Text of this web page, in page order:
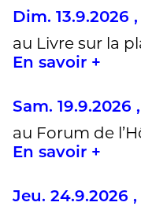
Dim. 13.9.2026
au Livre sur la
En savoir +
Sam. 19.9.2026
au Forum de
En savoir +
Jeu. 24.9.2026 ,